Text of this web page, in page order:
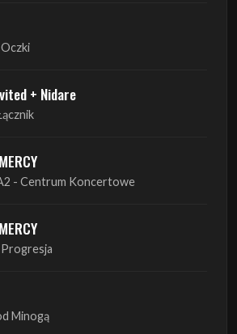
+ Nidare
- Centrum Koncertowe
Minogą